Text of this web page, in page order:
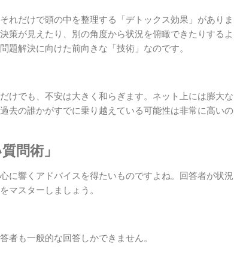
れだけで頭の中を整理する「デトックス効果」がありま
策が見えたり、別の角度から状況を俯瞰できたりするよ
題解決に向けた前向きな「技術」なのです。
けでも、不安は大きく和らぎます。ネット上には膨大な
去の誰かがすでに乗り越えている可能性は非常に高いの
問術」
に響くアドバイスを得たいものですよね。回答者が状況
マスターしましょう。
者も一般的な回答しかできません。